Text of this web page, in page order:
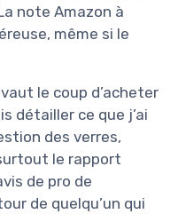
note Amazon à
même si le
le coup d’acheter
détailler ce que j’ai
des verres,
le rapport
de pro de
de quelqu’un qui